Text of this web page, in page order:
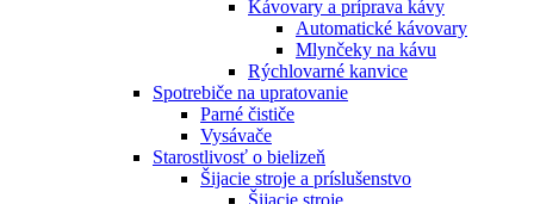
Kávovary a príprava kávy
Automatické kávovary
Mlynčeky na kávu
Rýchlovarné kanvice
Spotrebiče na upratovanie
Parné čističe
Vysávače
Starostlivosť o bielizeň
Šijacie stroje a príslušenstvo
Šijacie stroje